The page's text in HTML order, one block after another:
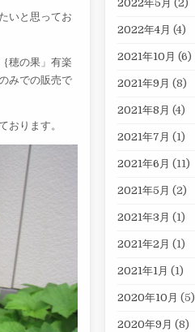
いと思ってお
穂の果」有楽
みでの販売で
おります。
2022年5月 (2)
2022年4月 (4)
2021年10月 (6)
2021年9月 (8)
2021年8月 (4)
2021年7月 (1)
2021年6月 (11)
2021年5月 (2)
2021年3月 (1)
2021年2月 (1)
2021年1月 (1)
2020年10月 (5)
2020年9月 (8)